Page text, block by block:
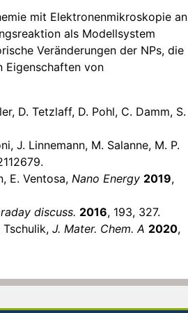
mit Elektronenmikroskopie an
als Modellsystem
Veränderungen der NPs, die
Eigenschaften von
D. Tetzlaff, D. Pohl, C. Damm, S.
J. Linnemann, M. Salanne, M. P.
E. Ventosa, Nano Energy 2019,
discuss. 2016, 193, 327.
Tschulik, J. Mater. Chem. A 2020,